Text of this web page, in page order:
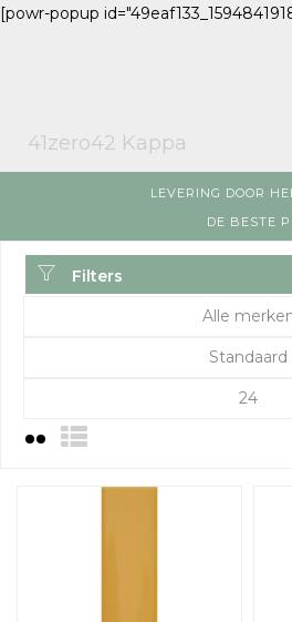
[powr-popup
41zero42 Kappa
LEVERING DOOR
DE BESTE
Filters
Alle
Standaard
24